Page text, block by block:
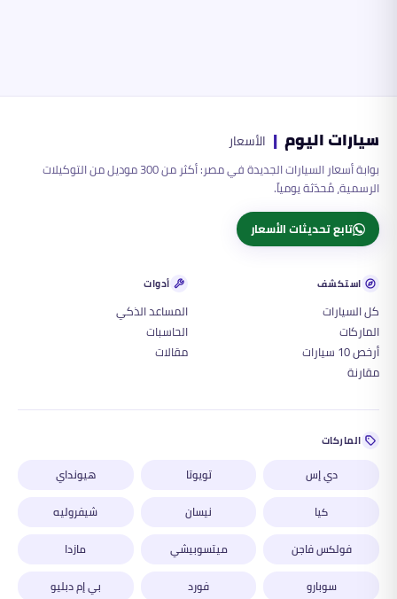
سيارات اليوم | الأسعار
بوابة أسعار السيارات الجديدة في مصر: أكثر من 300 موديل من التوكيلات
الرسمية، مُحدّثة يومياً.
تابع تحديثات الأسعار
استكشف
كل السيارات
الماركات
أرخص 10 سيارات
مقارنة
أدوات
المساعد الذكي
الحاسبات
مقالات
الماركات
دي إس تويوتا
هيونداي
كيا
نيسان
شيفروليه
فولكس فاجن
ميتسوبيشي
مازدا
سوبارو
فورد بي إم دبليو